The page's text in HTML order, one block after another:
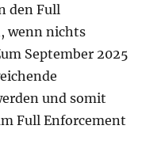
den Full
wenn nichts
September 2025
und somit
Full Enforcement